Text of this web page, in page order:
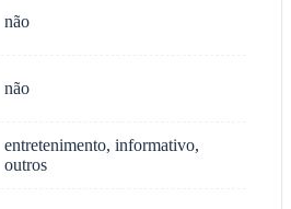
não
não
entretenimento, informativo,
outros